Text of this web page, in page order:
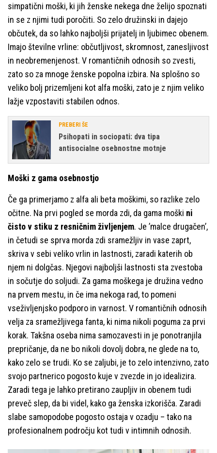
simpatični moški, ki jih ženske nekega dne želijo spoznati
in se z njimi tudi poročiti. So zelo družinski in dajejo
občutek, da so lahko najboljši prijatelj in ljubimec obenem.
Imajo številne vrline: občutljivost, skromnost, zanesljivost
in neobremenjenost. V romantičnih odnosih so zvesti,
zato so za mnoge ženske popolna izbira. Na splošno so
veliko bolj prizemljeni kot alfa moški, zato je z njim veliko
lažje vzpostaviti stabilen odnos.
PREBERI ŠE
Psihopati in sociopati: dva tipa
antisocialne osebnostne motnje
Moški z gama osebnostjo
Če ga primerjamo z alfa ali beta moškimi, so razlike zelo
očitne. Na prvi pogled se morda zdi, da gama moški ni
čisto v stiku z resničnim življenjem. Je ’malce drugačen’,
in četudi se sprva morda zdi sramežljiv in vase zaprt,
skriva v sebi veliko vrlin in lastnosti, zaradi katerih ob
njem ni dolgčas. Njegovi najboljši lastnosti sta zvestoba
in sočutje do soljudi. Za gama moškega je družina vedno
na prvem mestu, in če ima nekoga rad, to pomeni
vseživljenjsko podporo in varnost. V romantičnih odnosih
velja za sramežljivega fanta, ki nima nikoli poguma za prvi
korak. Takšna oseba nima samozavesti in je ponotranjila
prepričanje, da ne bo nikoli dovolj dobra, ne glede na to,
kako zelo se trudi. Ko se zaljubi, je to zelo intenzivno, zato
svojo partnerico pogosto kuje v zvezde in jo idealizira.
Zaradi tega je lahko pretirano zaupljiv in obenem tudi
preveč slep, da bi videl, kako ga ženska izkorišča. Zaradi
slabe samopodobe pogosto ostaja v ozadju – tako na
profesionalnem področju kot tudi v intimnih odnosih.